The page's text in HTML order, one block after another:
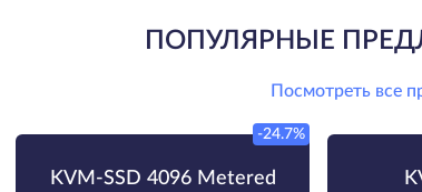
ПОПУЛЯРНЫЕ
Посмотреть все
KVM-SSD 4096 Metered
-24.7%